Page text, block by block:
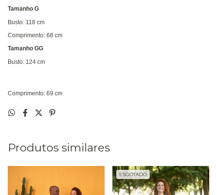
Tamanho G
Busto: 118 cm
Comprimento: 68 cm
Tamanho GG
Busto: 124 cm
Comprimento: 69 cm
Produtos similares
ESGOTADO